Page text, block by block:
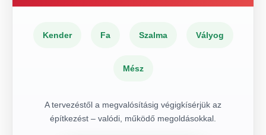
Kender Fa Szalma Vályog
Mész
A tervezéstől a megvalósításig végigkísérjük az
építkezést – valódi, működő megoldásokkal.